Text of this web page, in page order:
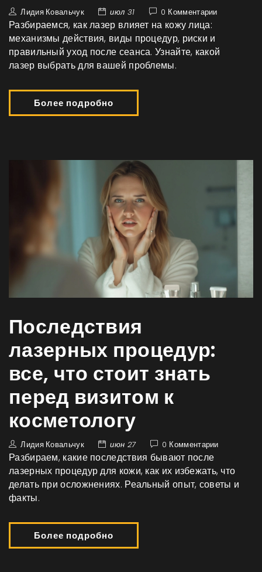
Лидия Ковальчук июл 31 0 Комментарии
Разбираемся, как лазер влияет на кожу лица:
механизмы действия, виды процедур, риски и
правильный уход после сеанса. Узнайте, какой
лазер выбрать для вашей проблемы.
Более подробно
Последствия
лазерных процедур:
все, что стоит знать
перед визитом к
косметологу
Лидия Ковальчук июн 27 0 Комментарии
Разбираем, какие последствия бывают после
лазерных процедур для кожи, как их избежать, что
делать при осложнениях. Реальный опыт, советы и
факты.
Более подробно